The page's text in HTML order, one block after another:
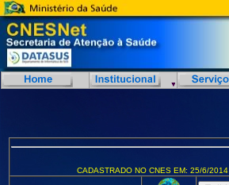
CADASTRADO NO CNES EM: 25/6/2014